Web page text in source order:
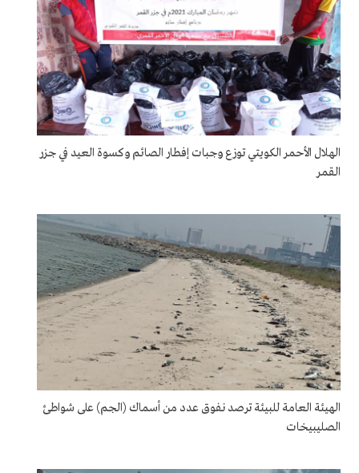
الهلال الأحمر الكويتي توزع وجبات إفطار الصائم وكسوة العيد في جزر
القمر
الهيئة العامة للبيئة ترصد نفوق عدد من أسماك (الجم) على شواطئ
الصليبيخات